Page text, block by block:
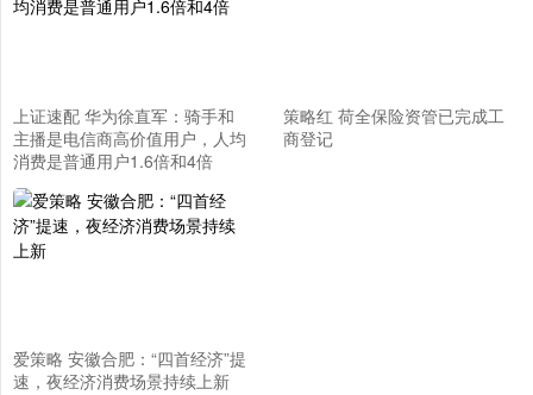
上证速配 华为徐直军：骑手和
主播是电信商高价值用户，人均
消费是普通用户1.6倍和4倍
策略红 荷全保险资管已完成工
商登记
爱策略 安徽合肥：“四首经济”提
速，夜经济消费场景持续上新